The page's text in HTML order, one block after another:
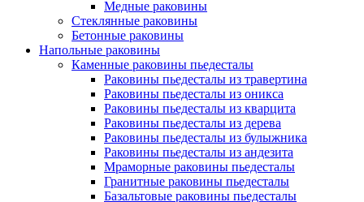
Медные раковины
Стеклянные раковины
Бетонные раковины
Напольные раковины
Каменные раковины пьедесталы
Раковины пьедесталы из травертина
Раковины пьедесталы из оникса
Раковины пьедесталы из кварцита
Раковины пьедесталы из дерева
Раковины пьедесталы из булыжника
Раковины пьедесталы из андезита
Мраморные раковины пьедесталы
Гранитные раковины пьедесталы
Базальтовые раковины пьедесталы